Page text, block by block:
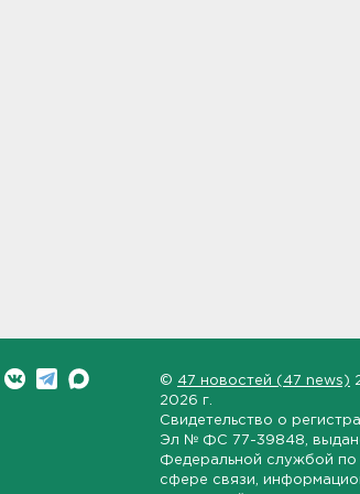
© 47 новостей (47 news)
2026 г.
Свидетельство о
Эл № ФС 77-39848 ,
Федеральной службой по
сфере связи,